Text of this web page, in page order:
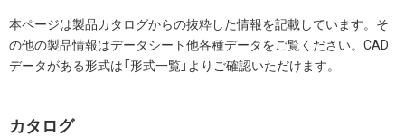
本ページは製品カタログからの抜粋した情報を記載しています。そ
の他の製品情報はデータシート他各種データをご覧ください。CAD
データがある形式は「形式一覧」よりご確認いただけます。
カタログ